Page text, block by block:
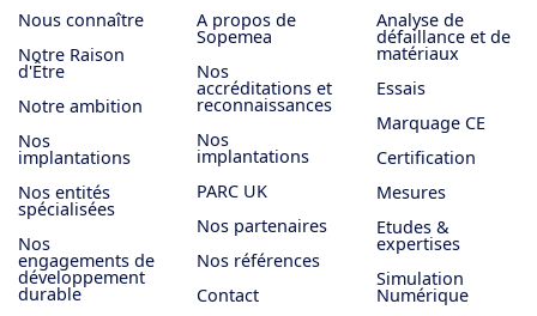
Nous connaître
Notre Raison
d'Être
Notre ambition
Nos
implantations
Nos entités
spécialisées
Nos
engagements de
développement
durable
​A propos de
Sopemea
Nos
accréditations et
reconnaissances
Nos
implantations
PARC UK
Nos partenaires
Nos références
Contact
Analyse de
défaillance et de
matériaux
Essais
Marquage CE
Certification
Mesures
Etudes &
expertises
Simulation
Numérique